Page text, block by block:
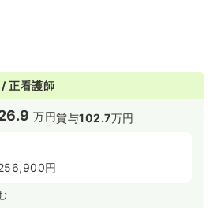
正看護師
万円賞与102.7万円
円